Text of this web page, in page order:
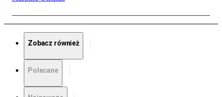
Zobacz również
Polecane